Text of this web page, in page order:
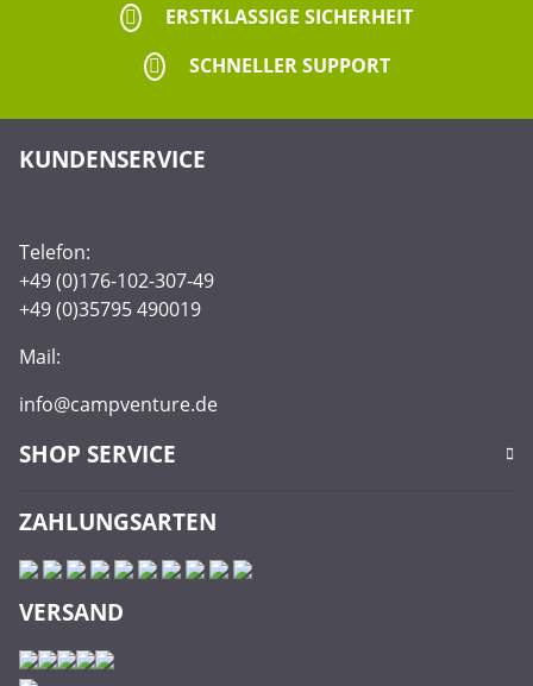
ERSTKLASSIGE SICHERHEIT
SCHNELLER SUPPORT
KUNDENSERVICE
Telefon:
+49 (0)176-102-307-49
+49 (0)35795 490019
Mail:
info@campventure.de
SHOP SERVICE
ZAHLUNGSARTEN
VERSAND